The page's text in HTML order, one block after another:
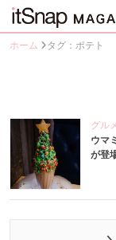
ホーム タグ：ポテト
グル
ウマ
が登